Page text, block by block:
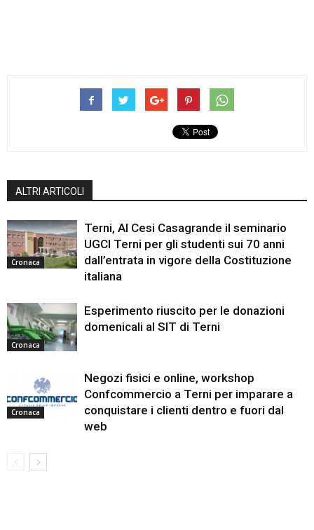
ALTRI ARTICOLI
Cronaca
Terni, Al Cesi Casagrande il seminario
UGCI Terni per gli studenti sui 70 anni
dall’entrata in vigore della Costituzione
italiana
Cronaca
Esperimento riuscito per le donazioni
domenicali al SIT di Terni
Cronaca
Negozi fisici e online, workshop
Confcommercio a Terni per imparare a
conquistare i clienti dentro e fuori dal
web